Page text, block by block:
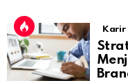
Karir